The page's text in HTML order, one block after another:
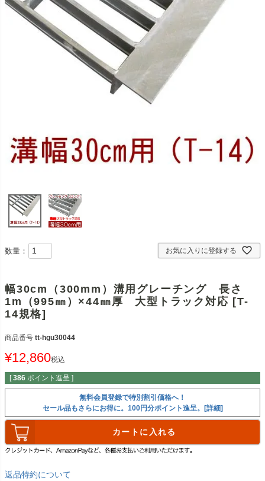
お気に入りに登録する
数量：
幅30cm（300mm）溝用グレーチング 長さ
1m（995㎜）×44㎜厚 大型トラック対応 [T-
14規格]
商品番号 tt-hgu30044
¥12,860税込
[ 386 ポイント進呈 ]
無料会員登録で特別割引価格へ！
セール品もさらにお得に。100円分ポイント進呈。[詳細]
カートに入れる
返品特約について